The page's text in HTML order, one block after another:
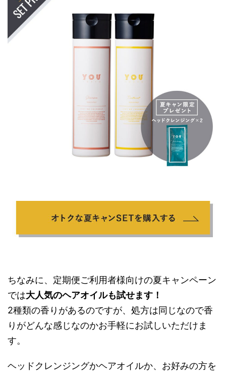
ちなみに、定期便ご利用者様向けの夏キャンペーン
では大人気のヘアオイルも試せます！
2種類の香りがあるのですが、処方は同じなので香
りがどんな感じなのかお手軽にお試しいただけま
す。
ヘッドクレンジングかヘアオイルか、お好みの方を